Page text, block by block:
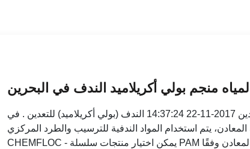
منجم بولي أكريلاميد الندف في البحرين
الندف (بولي أكريلاميد) للتعدين 2017-11-22 14:37:24 الندف (بولي أكريلاميد) للتعدين . في
يتم استخدام المواد الندفية للترسيب والطرد المركزي.
CHEMFLOC - يمكن اختيار منتجات سلسلة PAM المستخدمة في صناعة معالجة المعادن وفقًا